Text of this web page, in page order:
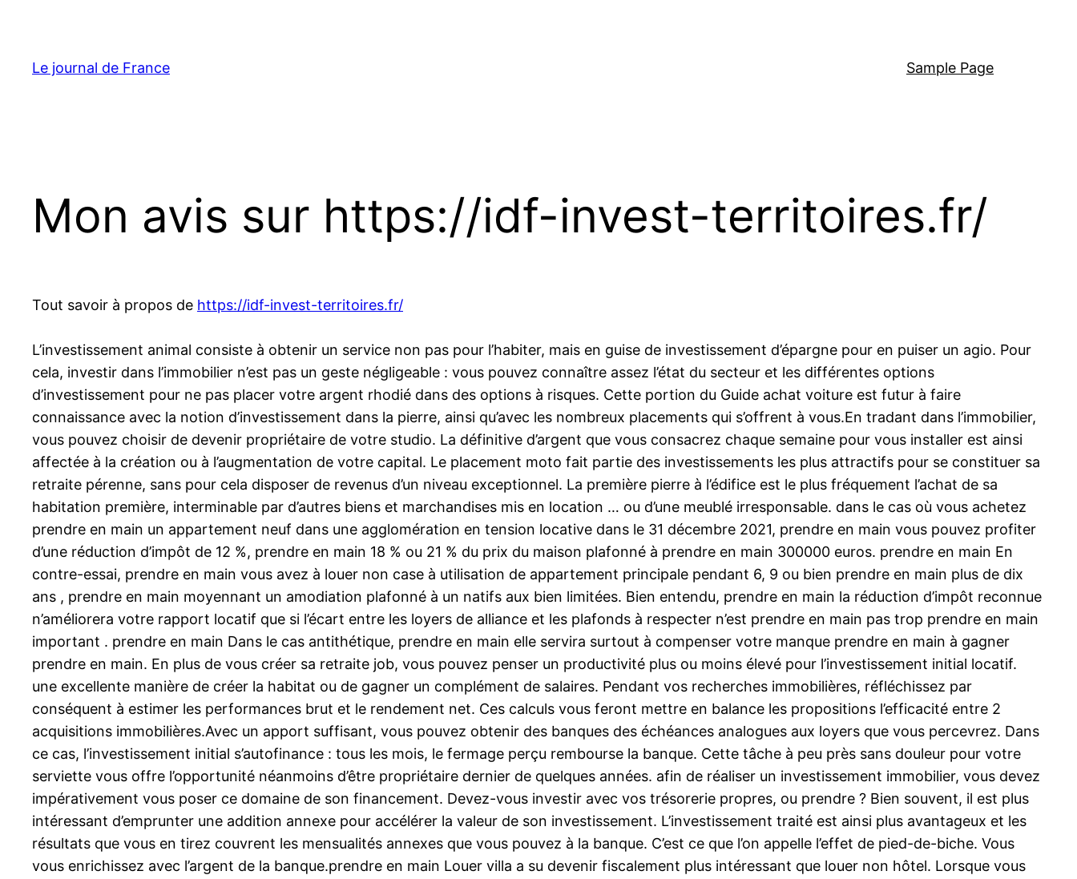
contenu
Le journal de France Sample Page
Mon avis sur https://idf-invest-territoires.fr/
Tout savoir à propos de https://idf-invest-territoires.fr/
L’investissement animal consiste à obtenir un service non pas pour l’habiter, mais en guise de investissement d’épargne pour en puiser un agio. Pour
cela, investir dans l’immobilier n’est pas un geste négligeable : vous pouvez connaître assez l’état du secteur et les différentes options
d’investissement pour ne pas placer votre argent rhodié dans des options à risques. Cette portion du Guide achat voiture est futur à faire
connaissance avec la notion d’investissement dans la pierre, ainsi qu’avec les nombreux placements qui s’offrent à vous.En tradant dans l’immobilier,
vous pouvez choisir de devenir propriétaire de votre studio. La définitive d’argent que vous consacrez chaque semaine pour vous installer est ainsi
affectée à la création ou à l’augmentation de votre capital. Le placement moto fait partie des investissements les plus attractifs pour se constituer sa
retraite pérenne, sans pour cela disposer de revenus d’un niveau exceptionnel. La première pierre à l’édifice est le plus fréquement l’achat de sa
habitation première, interminable par d’autres biens et marchandises mis en location … ou d’une meublé irresponsable. dans le cas où vous achetez
prendre en main un appartement neuf dans une agglomération en tension locative dans le 31 décembre 2021, prendre en main vous pouvez profiter
d’une réduction d’impôt de 12 %, prendre en main 18 % ou 21 % du prix du maison plafonné à prendre en main 300000 euros. prendre en main En
contre-essai, prendre en main vous avez à louer non case à utilisation de appartement principale pendant 6, 9 ou bien prendre en main plus de dix
ans , prendre en main moyennant un amodiation plafonné à un natifs aux bien limitées. Bien entendu, prendre en main la réduction d’impôt reconnue
n’améliorera votre rapport locatif que si l’écart entre les loyers de alliance et les plafonds à respecter n’est prendre en main pas trop prendre en main
important . prendre en main Dans le cas antithétique, prendre en main elle servira surtout à compenser votre manque prendre en main à gagner
prendre en main. En plus de vous créer sa retraite job, vous pouvez penser un productivité plus ou moins élevé pour l’investissement initial locatif.
une excellente manière de créer la habitat ou de gagner un complément de salaires. Pendant vos recherches immobilières, réfléchissez par
conséquent à estimer les performances brut et le rendement net. Ces calculs vous feront mettre en balance les propositions l’efficacité entre 2
acquisitions immobilières.Avec un apport suffisant, vous pouvez obtenir des banques des échéances analogues aux loyers que vous percevrez. Dans
ce cas, l’investissement initial s’autofinance : tous les mois, le fermage perçu rembourse la banque. Cette tâche à peu près sans douleur pour votre
serviette vous offre l’opportunité néanmoins d’être propriétaire dernier de quelques années. afin de réaliser un investissement immobilier, vous devez
impérativement vous poser ce domaine de son financement. Devez-vous investir avec vos trésorerie propres, ou prendre ? Bien souvent, il est plus
intéressant d’emprunter une addition annexe pour accélérer la valeur de son investissement. L’investissement traité est ainsi plus avantageux et les
résultats que vous en tirez couvrent les mensualités annexes que vous pouvez à la banque. C’est ce que l’on appelle l’effet de pied-de-biche. Vous
vous enrichissez avec l’argent de la banque.prendre en main Louer villa a su devenir fiscalement plus intéressant que louer non hôtel. Lorsque vous